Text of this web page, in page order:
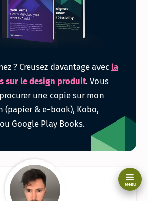
? Creusez davantage avec la
sur le design produit. Vous
une copie sur mon
(papier & e-book), Kobo,
Google Play Books.
Menu